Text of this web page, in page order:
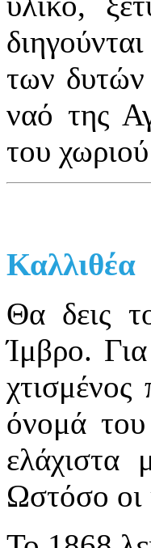
των δυτών
ναό της
του
Καλλιθέα
Θα δεις
Ίμβρο.
όνομά
ελάχιστα
Ωστόσο οι